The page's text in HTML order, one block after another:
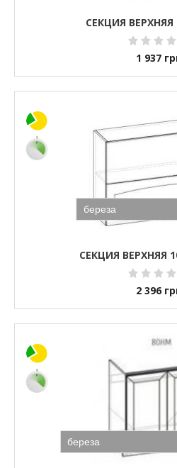
СЕКЦИЯ
1 937
СЕКЦИЯ ВЕРХНЯЯ
2 396